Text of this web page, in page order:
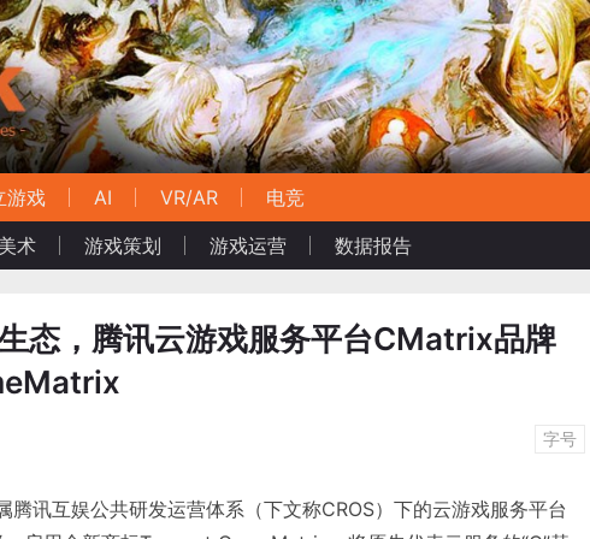
游戏 AI VR/AR
电竞
术 游戏策划 游戏运营 数据报告
态，腾讯云游戏服务平台CMatrix品牌
字号
讯互娱公共研发运营体系（下文称CROS）下的云游戏服务平台